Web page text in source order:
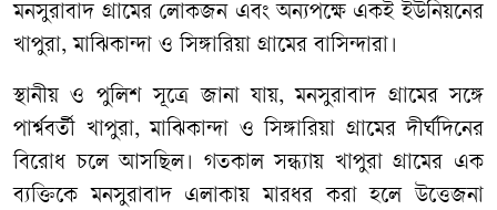
মনসুরাবাদ গ্রামের লোকজন এবং অন্যপক্ষে একই ইউনিয়নের
খাপুরা, মাঝিকান্দা ও সিঙ্গারিয়া গ্রামের বাসিন্দারা।
স্থানীয় ও পুলিশ সূত্রে জানা যায়, মনসুরাবাদ গ্রামের সঙ্গে
পার্শ্ববর্তী খাপুরা, মাঝিকান্দা ও সিঙ্গারিয়া গ্রামের দীর্ঘদিনের
বিরোধ চলে আসছিল। গতকাল সন্ধ্যায় খাপুরা গ্রামের এক
ব্যক্তিকে মনসুরাবাদ এলাকায় মারধর করা হলে উত্তেজনা